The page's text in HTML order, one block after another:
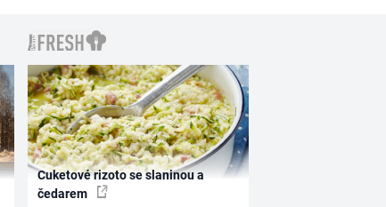
Cuketové rizoto se slaninou a
čedarem